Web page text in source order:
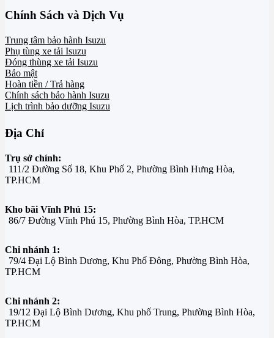
Chính Sách và Dịch Vụ
Trung tâm bảo hành Isuzu
Phụ tùng xe tải Isuzu
Đóng thùng xe tải Isuzu
Bảo mật
Hoàn tiền / Trả hàng
Chính sách bảo hành Isuzu
Lịch trình bảo dưỡng Isuzu
Địa Chỉ
Trụ sở chính:
111/2 Đường Số 18, Khu Phố 2, Phường Bình Hưng Hòa,
TP.HCM
Kho bãi Vĩnh Phú 15:
86/7 Đường Vĩnh Phú 15, Phường Bình Hòa, TP.HCM
Chi nhánh 1:
79/4 Đại Lộ Bình Dương, Khu Phố Đông, Phường Bình Hòa,
TP.HCM
Chi nhánh 2:
19/12 Đại Lộ Bình Dương, Khu phố Trung, Phường Bình Hòa,
TP.HCM